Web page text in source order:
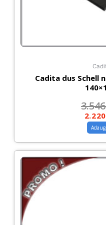
Cadita dus Schell